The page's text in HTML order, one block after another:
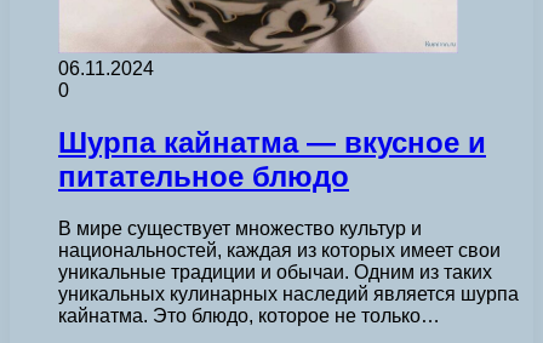
06.11.2024
0
Шурпа кайнатма — вкусное и
питательное блюдо
В мире существует множество культур и
национальностей, каждая из которых имеет свои
уникальные традиции и обычаи. Одним из таких
уникальных кулинарных наследий является шурпа
кайнатма. Это блюдо, которое не только…